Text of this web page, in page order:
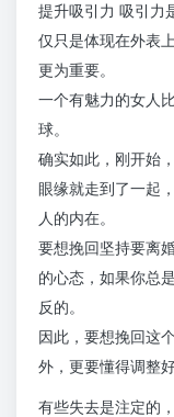
提升吸引力 吸引力
仅只是体现在外表
更为重要。
一个有魅力的女人
球。
确实如此，刚开始
眼缘就走到了一起
人的内在。
要想挽回坚持要离
的心态，如果你总
反的。
因此，要想挽回这
外，更要懂得调整
有些失去是注定的